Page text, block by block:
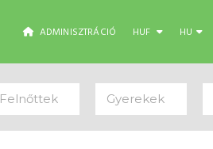
ADMINISZTRÁCIÓ HUF HU
Felnőttek Gyerekek